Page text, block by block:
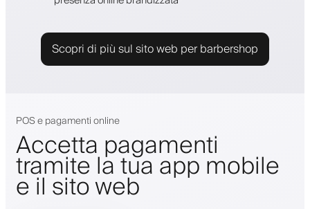
Scopri di più sul sito web per barbershop
POS e pagamenti online
Accetta pagamenti
tramite la tua app mobile
e il sito web